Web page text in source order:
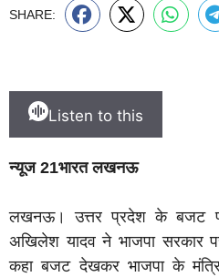
SHARE:
Listen to this
न्यूज 21भारत लखनऊ
लखनऊ। उत्तर प्रदेश के बजट पर
अखिलेश यादव ने भाजपा सरकार
कहा बजट देखकर भाजपा के